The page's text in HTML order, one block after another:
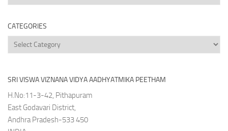
Archives
CATEGORIES
Categories
SRI VISWA VIZNANA VIDYA AADHYATMIKA PEETHAM
H.No:11-3-42, Pithapuram
East Godavari District,
Andhra Pradesh-533 450